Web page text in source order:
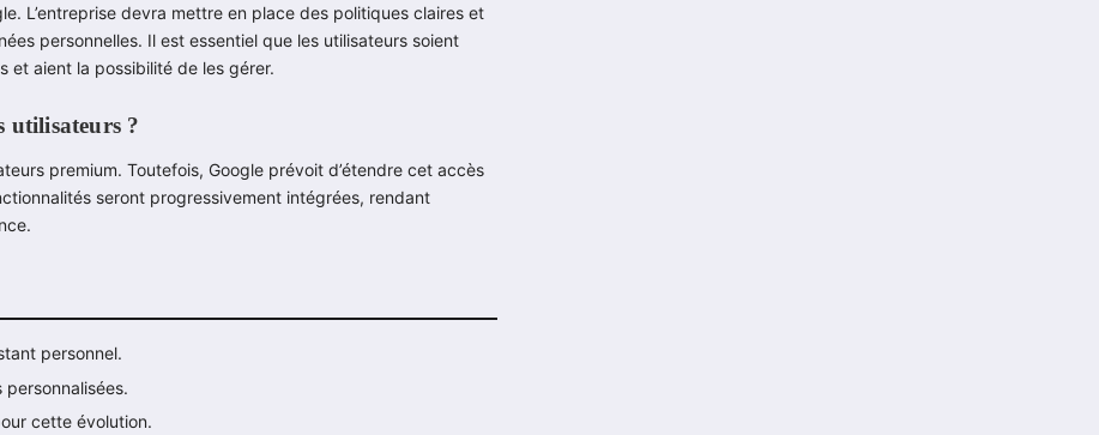
L’entreprise devra mettre en place des politiques claires et
personnelles. Il est essentiel que les utilisateurs soient
et aient la possibilité de les gérer.
utilisateurs ?
premium. Toutefois, Google prévoit d’étendre cet accès
seront progressivement intégrées, rendant
personnel.
cette évolution.